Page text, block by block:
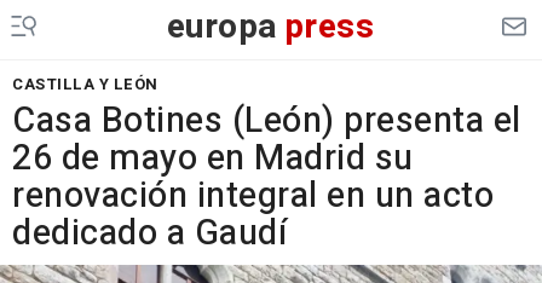
europa press
CASTILLA Y LEÓN
Casa Botines (León) presenta el
26 de mayo en Madrid su
renovación integral en un acto
dedicado a Gaudí